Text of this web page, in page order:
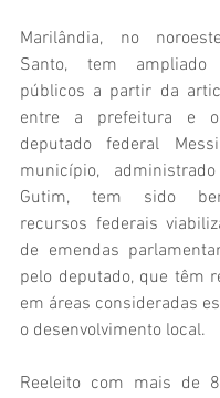
Marilândia, no
Santo, tem ampliado
públicos a partir da
entre a prefeitura e
deputado federal
município,
Gutim, tem sido
recursos federais
de emendas
pelo deputado, que têm
em áreas consideradas
o desenvolvimento local.
Reeleito com mais de